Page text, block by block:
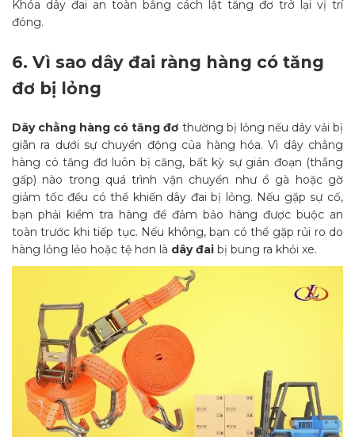
Khóa dây đai an toàn bằng cách lật tăng đơ trở lại vị trí
đóng.
6. Vì sao dây đai ràng hàng có tăng
đơ bị lỏng
Dây chằng hàng có tăng đơ thường bị lỏng nếu dây vải bị
giãn ra dưới sự chuyển động của hàng hóa. Vì dây chằng
hàng có tăng đơ luôn bị căng, bất kỳ sự gián đoạn (thắng
gấp) nào trong quá trình vận chuyển như ổ gà hoặc gờ
giảm tốc đều có thể khiến dây đai bị lỏng. Nếu gặp sự cố,
bạn phải kiểm tra hàng để đảm bảo hàng được buộc an
toàn trước khi tiếp tục. Nếu không, bạn có thể gặp rủi ro do
hàng lỏng lẻo hoặc tệ hơn là dây đai bị bung ra khỏi xe.